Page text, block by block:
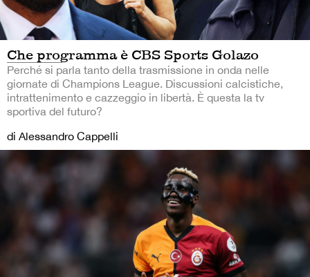
Che programma è CBS Sports Golazo
Perché si parla tanto della trasmissione in onda nelle
giornate di Champions League. Discussioni calcistiche,
intrattenimento e cazzeggio in libertà. È questa la tv
sportiva del futuro?
di Alessandro Cappelli